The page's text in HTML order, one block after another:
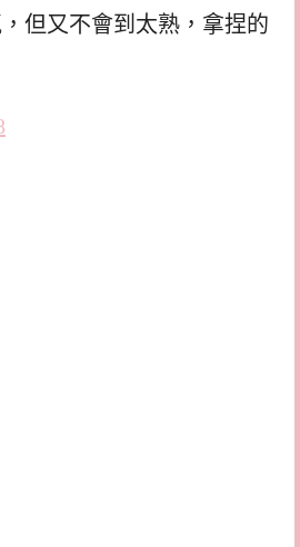
但又不會到太熟，拿捏的